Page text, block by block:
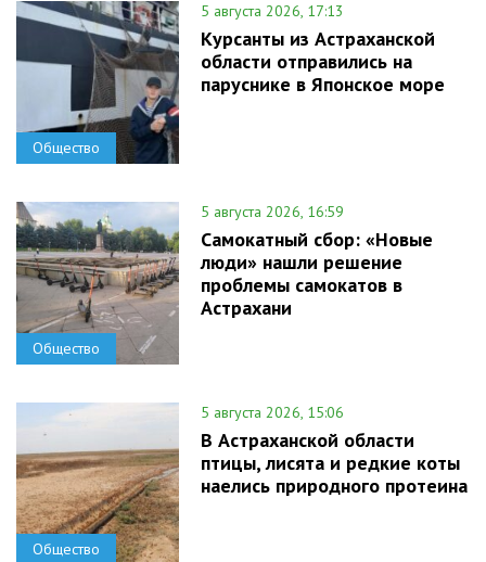
Общество
5 августа 2026, 17:13
Курсанты из Астраханской
области отправились на
паруснике в Японское море
Общество
5 августа 2026, 16:59
Самокатный сбор: «Новые
люди» нашли решение
проблемы самокатов в
Астрахани
Общество
5 августа 2026, 15:06
В Астраханской области
птицы, лисята и редкие коты
наелись природного протеина